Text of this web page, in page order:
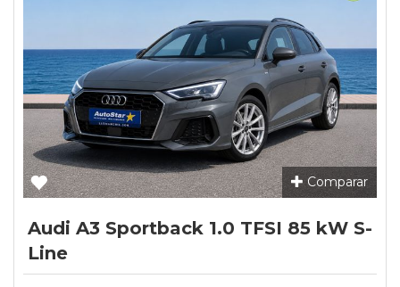
Comparar
Audi A3 Sportback 1.0 TFSI 85 kW S-
Line